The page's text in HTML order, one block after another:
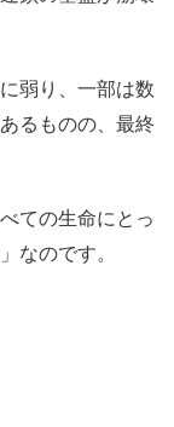
弱り、一部は数
るものの、最終
ての生命にとっ
なのです。